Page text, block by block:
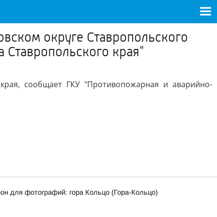
округе Ставропольского
края"
сообщает ГКУ "Противопожарная и аварийно-
для фотографий: гора Кольцо (Гора-Кольцо)